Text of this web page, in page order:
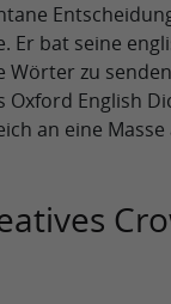
bat seine
zu
English
an eine Masse